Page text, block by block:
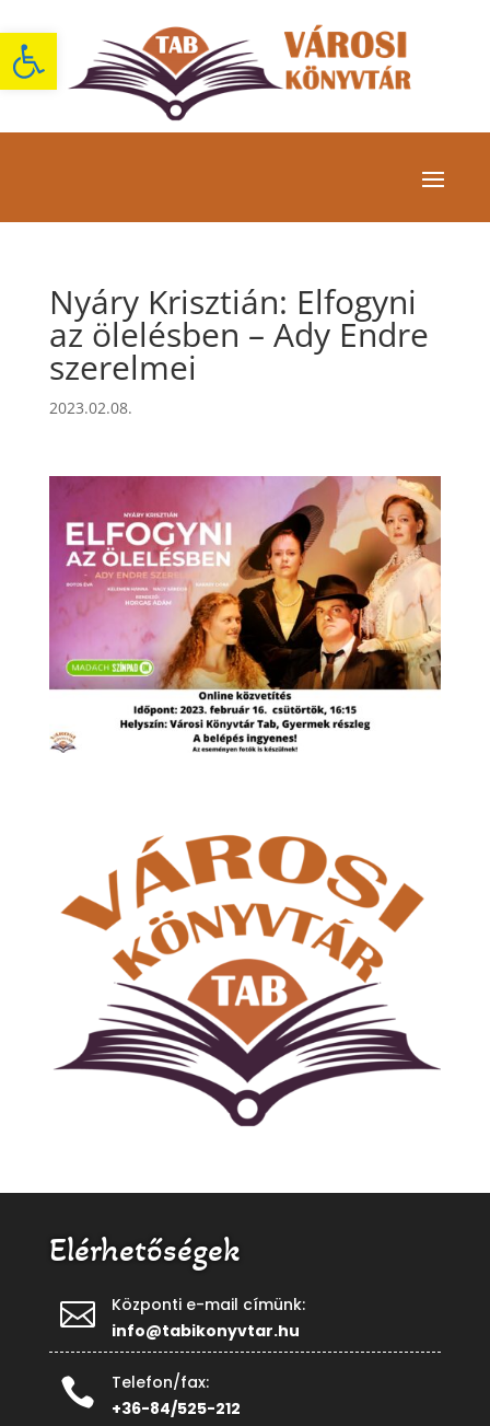
Eszköztár megnyitása
Nyáry Krisztián: Elfogyni
az ölelésben – Ady Endre
szerelmei
2023.02.08.
Elérhetőségek

Központi e-mail címünk:
info@tabikonyvtar.hu

Telefon/fax:
+36-84/525-212